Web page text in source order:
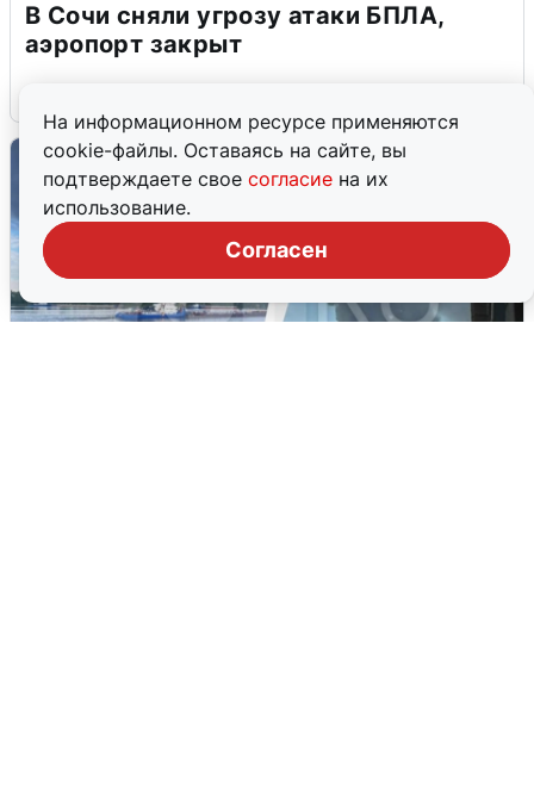
На информационном ресурсе применяются
cookie-файлы. Оставаясь на сайте, вы
подтверждаете свое согласие на их
использование.
Согласен
В Сочи сняли угрозу атаки БПЛА,
аэропорт закрыт